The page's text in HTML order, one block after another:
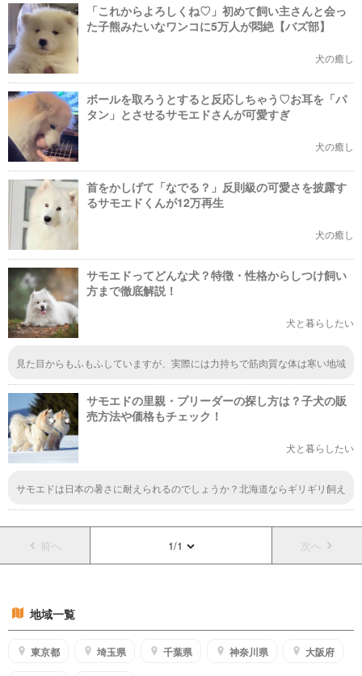
「これからよろしくね♡」初めて飼い主さんと会っ
た子熊みたいなワンコに5万人が悶絶【バズ部】
犬の癒し
ボールを取ろうとすると反応しちゃう♡お耳を「パ
タン」とさせるサモエドさんが可愛すぎ
犬の癒し
首をかしげて「なでる？」反則級の可愛さを披露す
るサモエドくんが12万再生
犬の癒し
サモエドってどんな犬？特徴・性格からしつけ飼い
方まで徹底解説！
犬と暮らしたい
見た目からもふもふしていますが、実際には力持ちで筋肉質な体は寒い地域
「サモエド・スマイル」と呼ばれている笑顔に見える表情が愛らしくていい
なと思います。 サモエドの里親・プリーダーの探し方は？子犬の販
売方法や価格もチェック！
犬と暮らしたい
サモエドは日本の暑さに耐えられるのでしょうか？北海道ならギリギリ飼え
あのふわふわの毛皮で日本の夏はつらすぎるでしょう。
前へ 1/1 次へ
地域一覧
東京都 埼玉県 千葉県 神奈川県 大阪府